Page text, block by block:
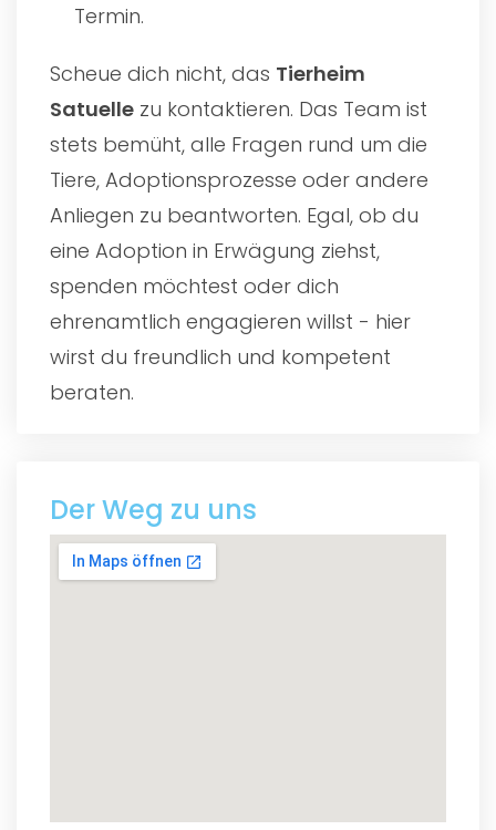
Termin.
Scheue dich nicht, das Tierheim
Satuelle zu kontaktieren. Das Team ist
stets bemüht, alle Fragen rund um die
Tiere, Adoptionsprozesse oder andere
Anliegen zu beantworten. Egal, ob du
eine Adoption in Erwägung ziehst,
spenden möchtest oder dich
ehrenamtlich engagieren willst - hier
wirst du freundlich und kompetent
beraten.
Der Weg zu uns